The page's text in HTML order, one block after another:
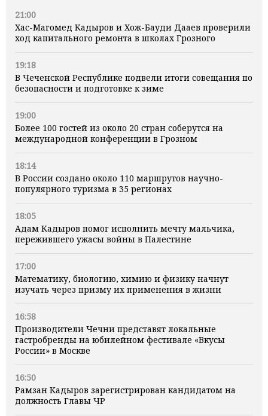
21:00
Хас-Магомед Кадыров и Хож-Бауди Дааев проверили
ход капитального ремонта в школах Грозного
19:18
В Чеченской Республике подвели итоги совещания по
безопасности и подготовке к зиме
19:00
Более 100 гостей из около 20 стран соберутся на
международной конференции в Грозном
18:14
В России создано около 110 маршрутов научно-
популярного туризма в 35 регионах
18:05
Адам Кадыров помог исполнить мечту мальчика,
пережившего ужасы войны в Палестине
17:00
Математику, биологию, химию и физику начнут
изучать через призму их применения в жизни
16:58
Производители Чечни представят локальные
гастробренды на юбилейном фестивале «Вкусы
России» в Москве
16:50
Рамзан Кадыров зарегистрирован кандидатом на
должность Главы ЧР